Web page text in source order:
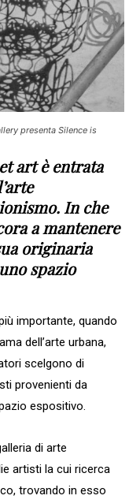
presenta Silence is
art è entrata
In che
a mantenere
originaria
spazio
importante, quando
dell’arte urbana,
scelgono di
provenienti da
espositivo.
di arte
artisti la cui ricerca
trovando in esso